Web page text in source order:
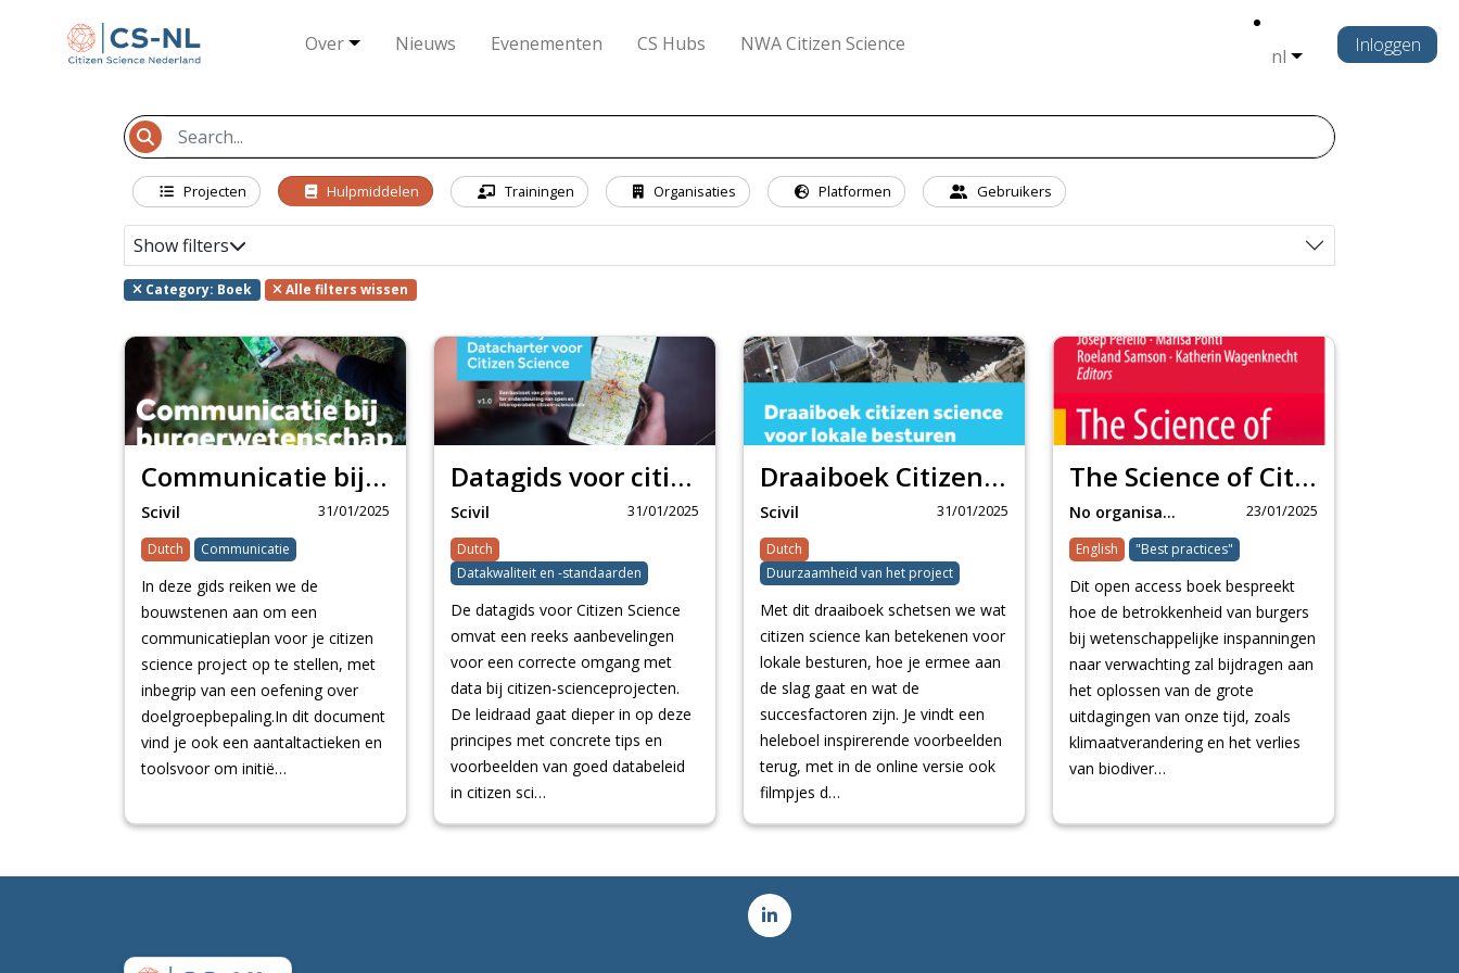
Over Nieuws Evenementen CS Hubs NWA Citizen Science
nl Inloggen
Projecten Hulpmiddelen Trainingen Organisaties Platformen Gebruikers
Show filters
Category: Boek Alle filters wissen
Communicatie bij burgerwetenschap Een praktische handleiding voor communicatie en betrokkenheid bij…
Scivil 31/01/2025
Dutch Communicatie
In deze gids reiken we de
bouwstenen aan om een
communicatieplan voor je citizen
science project op te stellen, met
inbegrip van een oefening over
doelgroepbepaling.In dit document
vind je ook een aantaltactieken en
toolsvoor om initië…
Datagids voor citizen science
Scivil 31/01/2025
Dutch
Datakwaliteit en -standaarden
De datagids voor Citizen Science
omvat een reeks aanbevelingen
voor een correcte omgang met
data bij citizen-scienceprojecten.
De leidraad gaat dieper in op deze
principes met concrete tips en
voorbeelden van goed databeleid
in citizen sci…
Draaiboek Citizen science voor lokale besturen
Scivil 31/01/2025
Dutch
Duurzaamheid van het project
Met dit draaiboek schetsen we wat
citizen science kan betekenen voor
lokale besturen, hoe je ermee aan
de slag gaat en wat de
succesfactoren zijn. Je vindt een
heleboel inspirerende voorbeelden
terug, met in de online versie ook
filmpjes d…
The Science of Citizen Science
No organisation 23/01/2025
English "Best practices"
Dit open access boek bespreekt
hoe de betrokkenheid van burgers
bij wetenschappelijke inspanningen
naar verwachting zal bijdragen aan
het oplossen van de grote
uitdagingen van onze tijd, zoals
klimaatverandering en het verlies
van biodiver…